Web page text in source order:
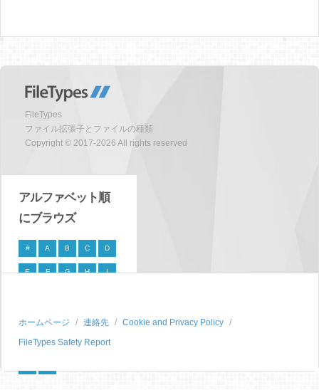
FileTypes
ファイル拡張子とファイルの種類
Copyright © 2017-2026 All rights reserved
アルファベット順
にブラウズ
# A B C D
E F G H I
P Q R S
T U V W X
ホームページ 連絡先
Cookie and Privacy Policy
FileTypes Safety Report